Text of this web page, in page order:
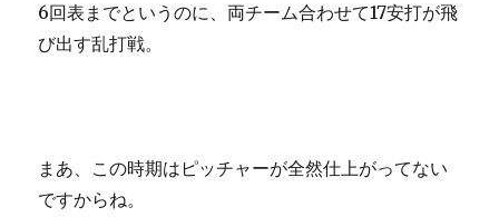
6回表までというのに、両チーム合わせて17安打が飛
び出す乱打戦。
まあ、この時期はピッチャーが全然仕上がってない
ですからね。